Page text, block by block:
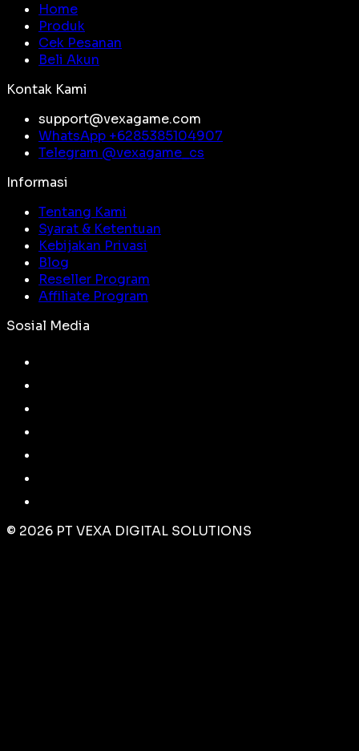
Home
Produk
Cek Pesanan
Beli Akun
Kontak Kami
support@vexagame.com
WhatsApp +6285385104907
Telegram @vexagame_cs
Informasi
Tentang Kami
Syarat & Ketentuan
Kebijakan Privasi
Blog
Reseller Program
Affiliate Program
Sosial Media
© 2026 PT VEXA DIGITAL SOLUTIONS